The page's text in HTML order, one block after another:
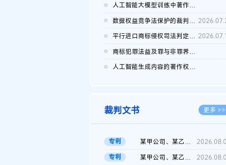
人工智能大模型训练中著作权的合理使用
数据权益竞争法保护的裁判路径构建
平行进口商标侵权司法判定规则的困境与纾解
商标犯罪法益及罪与非罪界限研究
人工智能生成内容的著作权司法认定：演进逻辑、现实困境与规则建...
裁判文书 更多 >>
专利 某甲公司、某乙公司、某丙公司申请诉前行为保全复议裁定书
专利
某甲公司、某乙公司、官某与某丙公司专利申请权权属纠纷 二审判决...